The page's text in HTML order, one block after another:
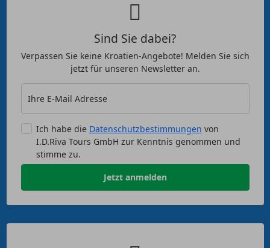
Sind Sie dabei?
Verpassen Sie keine Kroatien-Angebote! Melden Sie sich
jetzt für unseren Newsletter an.
Ihre E-Mail Adresse
Ich habe die Datenschutzbestimmungen von
I.D.Riva Tours GmbH zur Kenntnis genommen und
stimme zu.
Jetzt anmelden